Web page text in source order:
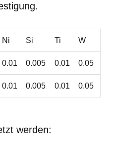
Ni Si Ti W
0.01 0.005 0.01 0.05
0.01 0.005 0.01 0.05
werden: